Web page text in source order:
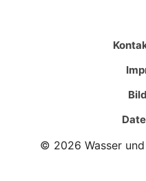
© 2026 Wasser